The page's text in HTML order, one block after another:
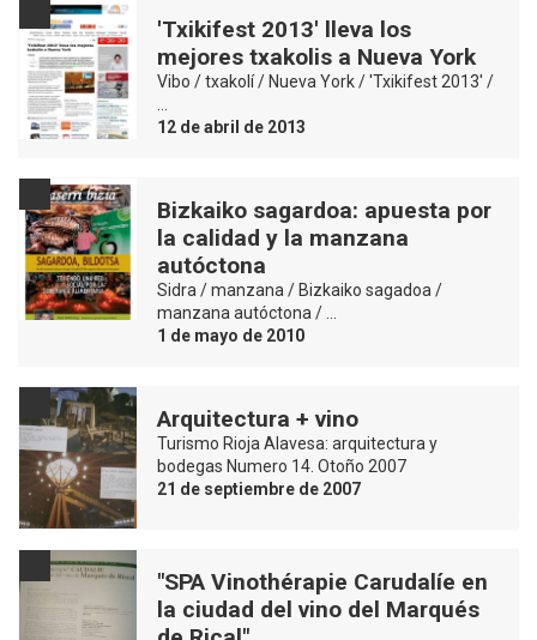
'Txikifest 2013' lleva los
mejores txakolis a Nueva York
Vibo / txakolí / Nueva York / 'Txikifest 2013' /
12 de abril de 2013
Bizkaiko sagardoa: apuesta por
la calidad y la manzana
autóctona
Sidra / manzana / Bizkaiko sagadoa /
manzana autóctona / …
1 de mayo de 2010
Arquitectura + vino
Turismo Rioja Alavesa: arquitectura y
bodegas Numero 14. Otoño 2007
21 de septiembre de 2007
"SPA Vinothérapie Carudalíe en
la ciudad del vino del Marqués